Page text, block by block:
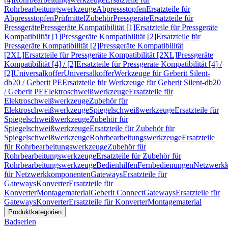
RohrbearbeitungswerkzeugeAbpressstopfenErsatzteile für
AbpressstopfenPrüfmittelZubehörPressgeräteErsatzteile für
PressgerätePressgeräte Kompatibilität [1]Ersatzteile für Pressgeräte
Kompatibilität [1]Pressgeräte Kompatibilität [2]Ersatzteile für
Pressgeräte Kompatibilität [2]Pressgeräte Kompatibilität
[2XL]Ersatzteile für Pressgeräte Kompatibilität [2XL]Pressgeräte
Kompatibilität [4] / [2]Ersatzteile für Pressgeräte Kompatibilität [4] /
[2]UniversalkofferUniversalkofferWerkzeuge für Geberit Silent-
db20 / Geberit PEErsatzteile für Werkzeuge für Geberit Silent-db20
/ Geberit PEElektroschweißwerkzeugeErsatzteile für
ElektroschweißwerkzeugeZubehör für
ElektroschweißwerkzeugeSpiegelschweißwerkzeugeErsatzteile für
SpiegelschweißwerkzeugeZubehör für
SpiegelschweißwerkzeugeErsatzteile für Zubehör für
SpiegelschweißwerkzeugeRohrbearbeitungswerkzeugeErsatzteile
für RohrbearbeitungswerkzeugeZubehör für
RohrbearbeitungswerkzeugeErsatzteile für Zubehör für
RohrbearbeitungswerkzeugeBedienhilfenFernbedienungen
für NetzwerkkomponentenGatewaysErsatzteile für
GatewaysKonverterErsatzteile für
KonverterMontagematerialGeberit ConnectGatewaysErsatzteile für
GatewaysKonverterErsatzteile für KonverterMontagematerial
Produktkategorien
Badserien